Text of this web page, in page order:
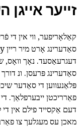
זייער אייגן
קאַלאָריפער, ווי אין די
דעגרעאַסעד. נאָך וואָס,
סאַדערינג פּרעסן. ונ דורך
פּלאַנעווען די סאַדער
פאַרריכטן ייבערפלאַך.
דעם אַקסייד פילם אין
מאכן עס מעגלעך צו